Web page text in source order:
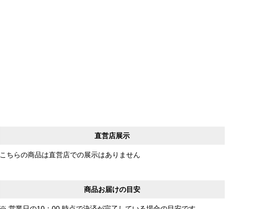
直営店展示
こちらの商品は直営店での展示はありません
商品お届けの目安